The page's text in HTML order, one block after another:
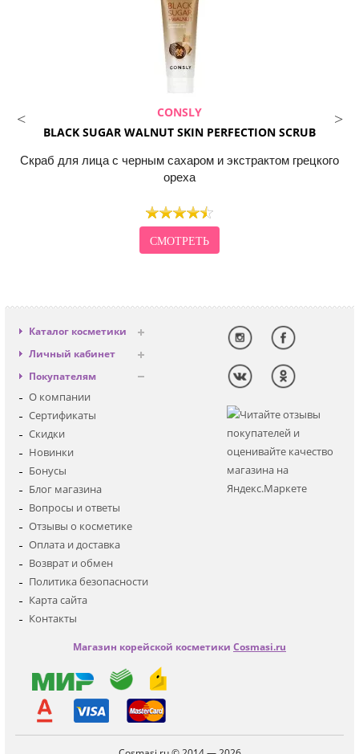
CONSLY
BLACK SUGAR WALNUT SKIN PERFECTION SCRUB
Скраб для лица с черным сахаром и экстрактом грецкого
ореха
СМОТРЕТЬ
Каталог косметики
Антивозрастная
Декоративная
Для глаз
Для тела
Наборы
Детская
Личный кабинет
Вход
Регистрация
Покупателям
О компании
Сертификаты
Скидки
Новинки
Бонусы
Блог магазина
Вопросы и ответы
Отзывы о косметике
Оплата и доставка
Возврат и обмен
Политика безопасности
Карта сайта
Контакты
Магазин корейской косметики Cosmasi.ru